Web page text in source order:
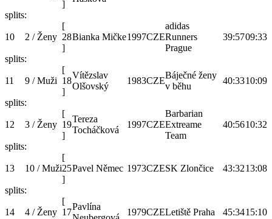
]
splits:
10 2 / Ženy
[
28
]
Bianka Mičke1997CZE
adidas
Runners
Prague
39:5709:33
splits:
11 9 / Muži
[
18
]
Vítězslav
Olšovský
1983CZE
Báječné ženy
v běhu
40:3310:09
splits:
12 3 / Ženy
[
19
]
Tereza
Tocháčková
1997CZE
Barbarian
Extreame
Team
40:5610:32
splits:
13 10 / Muži
[
25
]
Pavel Němec 1973CZESK Zlončice 43:3213:08
splits:
14 4 / Ženy
[
17
Pavlína
1979CZELetiště Praha 45:3415:10